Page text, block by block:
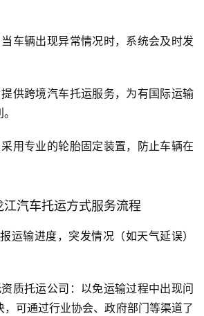
车辆出现异常情况时，系统会及时发
供跨境汽车托运服务，为有国际运输
用专业的轮胎固定装置，防止车辆在
汽车托运方式服务流程
运输进度，突发情况（如天气延误）
质托运公司：以免运输过程中出现问
可通过行业协会、政府部门等渠道了